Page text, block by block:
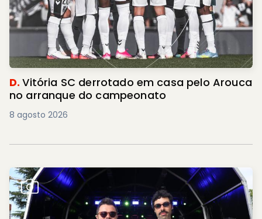
D.Vitória SC derrotado em casa pelo Arouca
no arranque do campeonato
8 agosto 2026